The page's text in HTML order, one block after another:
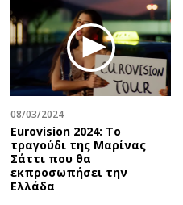
08/03/2024
Eurovision 2024: Το
τραγούδι της Μαρίνας
Σάττι που θα
εκπροσωπήσει την
Ελλάδα